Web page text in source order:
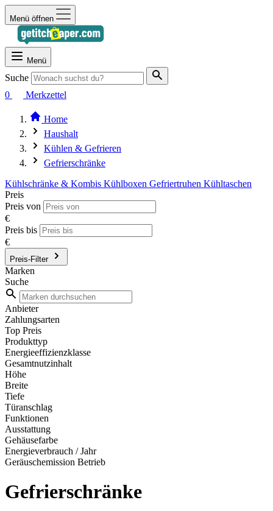
Menü öffnen
Menü
Suche
0
Merkzettel
Home
Haushalt
Kühlen & Gefrieren
Gefrierschränke
Kühlschränke & Kombis Kühlboxen Gefriertruhen Kühltaschen
Preis
Preis von
€
Preis bis
€
Preis-Filter
Marken
Suche
Anbieter
Zahlungsarten
Top Preis
Produkttyp
Energieeffizienzklasse
Gesamtnutzinhalt
Höhe
Breite
Tiefe
Türanschlag
Funktionen
Ausstattung
Gehäusefarbe
Energieverbrauch / Jahr
Geräuschemission Betrieb
Gefrierschränke